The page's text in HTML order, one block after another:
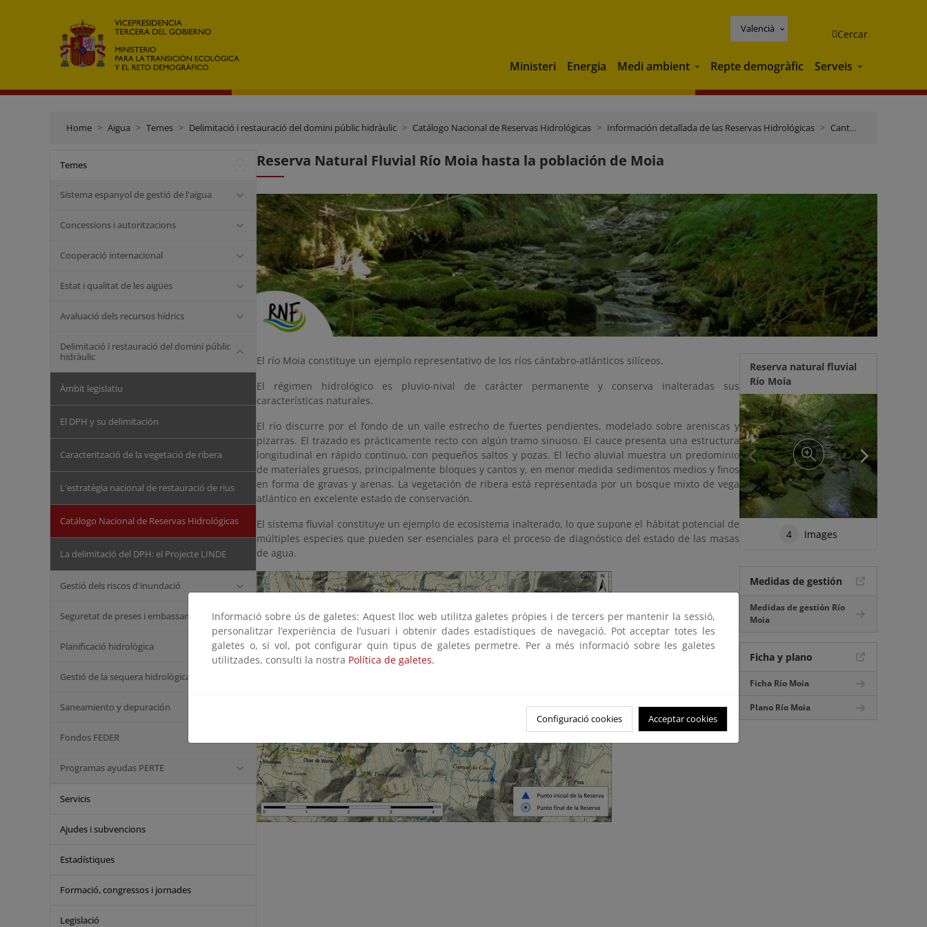
Valencià Cercar
Ministeri Energia Medi ambient Medi ambient
Repte demogràfic Serveis Serveis
Home Aigua Temes Delimitació i restauració del domini públic hidràulic Catálogo Nacional de Reservas Hidrológicas Información detallada de las Reservas Hidrológicas Cantábrico Occidental
Temes
Sistema espanyol de gestió de l'aigua
Concessions i autoritzacions
Cooperació internacional
Estat i qualitat de les aigües
Avaluació dels recursos hídrics
Delimitació i restauració del domini públic
hidràulic
Àmbit legislatiu
El DPH y su delimitación
Caracterització de la vegetació de ribera
L'estratègia nacional de restauració de rius
Catálogo Nacional de Reservas Hidrológicas
La delimitació del DPH: el Projecte LINDE
Gestió dels riscos d'inundació
Seguretat de preses i embassaments
Planificació hidrològica
Gestió de la sequera hidrològica
Saneamiento y depuración
Fondos FEDER
Programas ayudas PERTE
Servicis
Ajudes i subvencions
Estadístiques
Formació, congressos i jornades
Legislació
Reserva Natural Fluvial Río Moia hasta la población de Moia
El río Moia constituye un ejemplo representativo de los ríos cántabro-atlánticos silíceos.
El régimen hidrológico es pluvio-nival de carácter permanente y conserva inalteradas sus
características naturales.
El río discurre por el fondo de un valle estrecho de fuertes pendientes, modelado sobre areniscas y
pizarras. El trazado es prácticamente recto con algún tramo sinuoso. El cauce presenta una estructura
longitudinal en rápido continuo, con pequeños saltos y pozas. El lecho aluvial muestra un predominio
de materiales gruesos, principalmente bloques y cantos y, en menor medida sedimentos medios y finos
en forma de gravas y arenas. La vegetación de ribera está representada por un bosque mixto de vega
atlántico en excelente estado de conservación.
El sistema fluvial constituye un ejemplo de ecosistema inalterado, lo que supone el hábitat potencial de
múltiples especies que pueden ser esenciales para el proceso de diagnóstico del estado de las masas
de agua.
Reserva natural fluvial
Río Moia
4 Images
Medidas de gestión
Medidas de gestión Río
Moia
Ficha y plano
Ficha Río Moia
Plano Río Moia
Informació sobre ús de galetes: Aquest lloc web utilitza galetes pròpies i de tercers per mantenir la sessió,
personalitzar l’experiència de l’usuari i obtenir dades estadístiques de navegació. Pot acceptar totes les
galetes o, si vol, pot configurar quin tipus de galetes permetre. Per a més informació sobre les galetes
utilitzades, consulti la nostra Política de galetes.
Configuració cookies Acceptar cookies